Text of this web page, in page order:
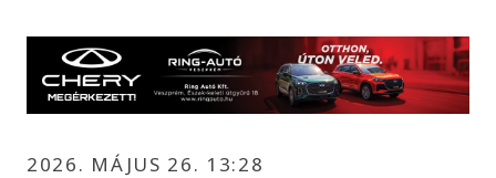
2026. MÁJUS 26. 13:28